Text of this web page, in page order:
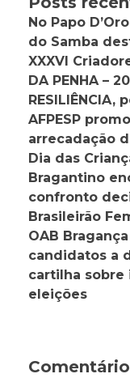
No Papo
do Samba
XXXVI
DA PENHA –
RESILIÊNCIA,
AFPESP
arrecadação
Dia das
Bragantino
confronto
Brasileirão
OAB
candidatos a
cartilha
eleições